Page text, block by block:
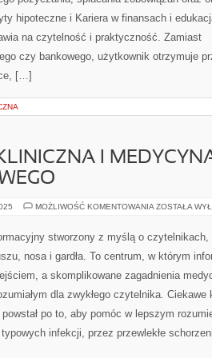
hipoteczne i Kariera w finansach i
na czytelność i praktyczność. Zamiast
czy bankowego, użytkownik otrzymuje
[…]
I
MOŻLIWOŚĆ KOMENTOWANIA
MEDYCYNA
WIEKU
ZOSTAŁA
stworzony z myślą o
nosa i gardła. To centrum, w którym
a skomplikowane zagadnienia
dla zwykłego czytelnika. Ciekawe
po to, aby pomóc w lepszym
infekcji, przez przewlekłe